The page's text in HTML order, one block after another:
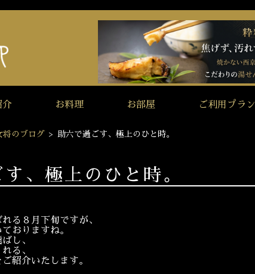
介 お料理 お部屋 ご利用プラン
将のブログ > 助六で過ごす、極上のひと時。
、極上のひと時。
る８月下旬ですが、
おりますね。
し、
る、
紹介いたします。